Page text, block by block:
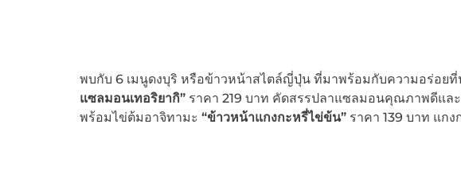
พบกับ 6 เมนูดงบุริ หรือข้าวหน้าสไตล์ญี่ปุ่น ที่มาพร้อมกับความอร่อยที่
แซลมอนเทอริยากิ”ราคา 219 บาท คัดสรรปลาแซลมอนคุณภาพดีและ
พร้อมไข่ต้มอาจิทามะ “ข้าวหน้าแกงกะหรี่ไข่ข้น”ราคา 139 บาท แก